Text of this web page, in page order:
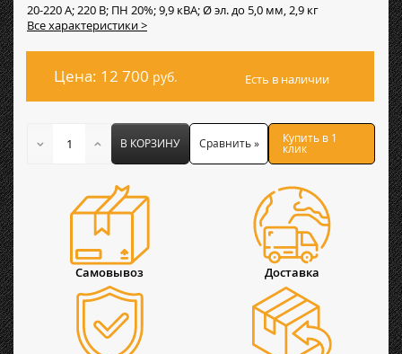
20-220 А; 220 В; ПН 20%; 9,9 кВА; Ø эл. до 5,0 мм, 2,9 кг
Все характеристики >
Цена: 12 700 руб. Есть в наличии
В КОРЗИНУ Сравнить » Купить в 1
клик
Самовывоз Доставка